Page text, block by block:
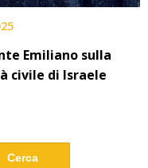
Emiliano sulla
civile di Israele